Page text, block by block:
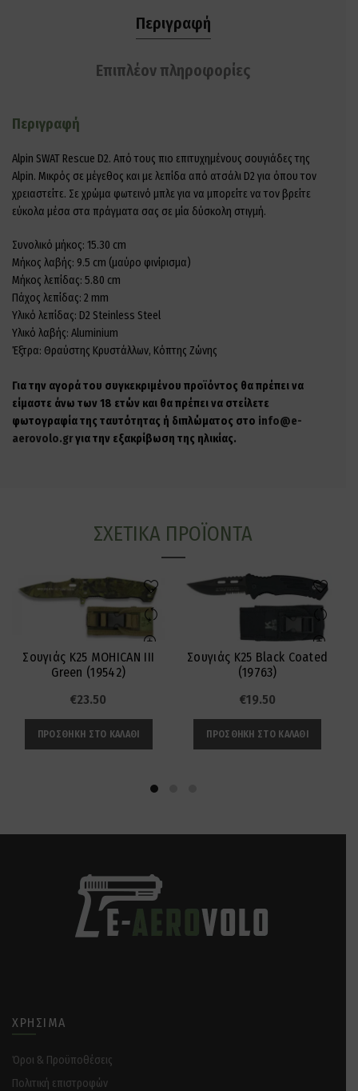
Περιγραφή
Επιπλέον πληροφορίες
Περιγραφή
Alpin SWAT Rescue D2. Από τους πιο επιτυχημένους σουγιάδες της
Alpin. Μικρός σε μέγεθος και με λεπίδα από ατσάλι D2 για όπου τον
χρειαστείτε. Σε χρώμα φωτεινό μπλε για να μπορείτε να τον βρείτε
εύκολα μέσα στα πράγματα σας σε μία δύσκολη στιγμή.
Συνολικό μήκος: 15.30 cm
Μήκος λαβής: 9.5 cm (μαύρο φινίρισμα)
Μήκος λεπίδας: 5.80 cm
Πάχος λεπίδας: 2 mm
Υλικό λεπίδας: D2 Steinless Steel
Υλικό λαβής: Aluminium
Έξτρα: Θραύστης Κρυστάλλων, Κόπτης Ζώνης
Για την αγορά του συγκεκριμένου προϊόντος θα πρέπει να
είμαστε άνω των 18 ετών και θα πρέπει να στείλετε
φωτογραφία της ταυτότητας ή διπλώματος στο info@e-
aerovolo.grγια την εξακρίβωση της ηλικίας.
ΣΧΕΤΙΚΆ ΠΡΟΪΌΝΤΑ
Σουγιάς K25 MOHICAN III
Green (19542)
€23.50
ΠΡΟΣΘΉΚΗ ΣΤΟ ΚΑΛΆΘΙ
Σουγιάς K25 Black Coated
(19763)
€19.50
ΠΡΟΣΘΉΚΗ ΣΤΟ ΚΑΛΆΘΙ
ΧΡΉΣΙΜΑ
Όροι & Προϋποθέσεις
Πολιτική επιστροφών